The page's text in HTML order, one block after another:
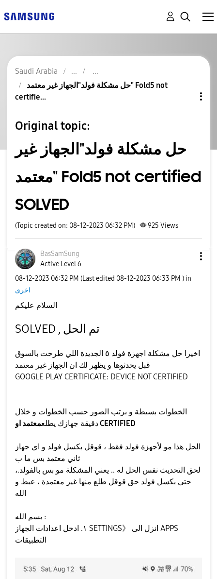
Saudi Arabia
حل مشكلة فولد"الجهاز غير معتمد" Fold5 not
certifie...
Original topic:
حل مشكلة فولد"الجهاز غير
معتمد" Fold5 not certified
SOLVED
(Topic created on: 08-12-2023 06:32 PM) 925 Views
BasSamSung
Active Level 6
‎08-12-2023 06:32 PM (Last edited ‎08-12-2023 06:33 PM ) in
اخرى
SOLVED , تم الحل
اخيرا حل مشكلة اجهزة فولد ٥ الجديدة اللي طرحت بالسوق
قبل يحدثوها و يظهر لك ان الجهاز غير معتمد
GOOGLE PLAY CERTIFICATE: DEVICE NOT CERTIFIED
الخطوات بسيطة و برتب الصور حسب الخطوات و خلال
دقيقة جهازك يطلعمعتمد او CERTIFIED
الحل هذا مو لأجهزة فولد فقط ، قوقل بكسل فولد و اي جهاز
ثاني معتمد بس ما ب
لحق التحديث نفس الحل له .. يعني المشكلة مو بس بالفولد.،
حتى بكسل فولد حق قوقل طلع منها غير معتمدة ، عبط و
بسم الله :
١. ادخل اعدادات الجهاز SETTINGS》 انزل الى APPS
التطبيقات